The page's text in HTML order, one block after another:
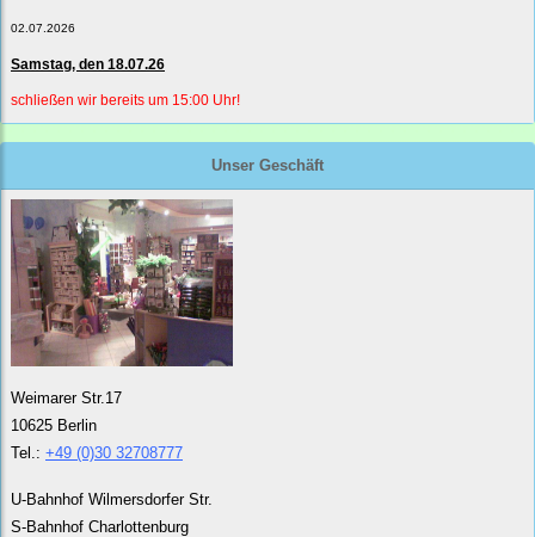
02.07.2026
Samstag, den 18.07.26
schließen wir bereits um 15:00 Uhr!
Unser Geschäft
Weimarer Str.17
10625 Berlin
Tel.: +49 (0)30 32708777
U-Bahnhof Wilmersdorfer Str.
S-Bahnhof Charlottenburg